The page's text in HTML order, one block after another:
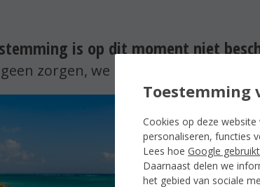
is op dit moment niet
zorgen, we hebben vele andere
Toestemming
Cookies op deze
personaliseren, functies
Lees hoe Google
Daarnaast delen we
het gebied van sociale